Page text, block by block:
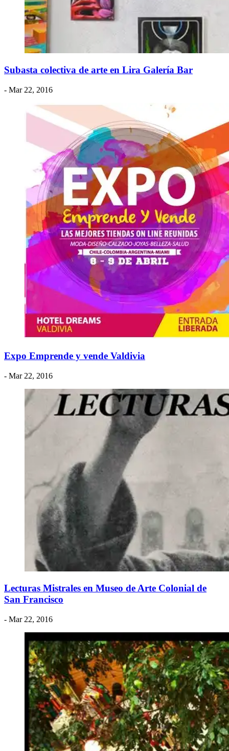
Subasta colectiva de arte en Lira Galería Bar
- Mar 22, 2016
Expo Emprende y vende Valdivia
- Mar 22, 2016
Lecturas Mistrales en Museo de Arte Colonial de
San Francisco
- Mar 22, 2016